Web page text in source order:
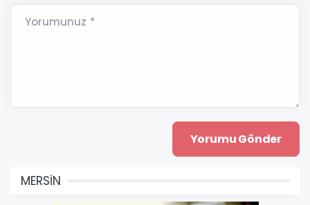
Yorumunuz *
MERSİN